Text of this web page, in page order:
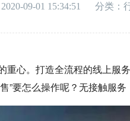
09-01 15:34:51 分类：
心。打造全流程的线上服
”要怎么操作呢？无接触服